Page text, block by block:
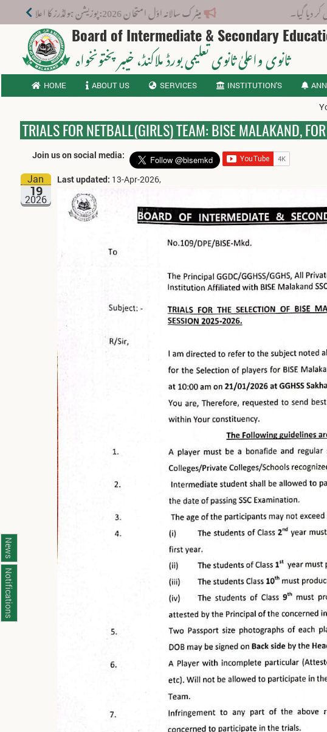
میٹرک سالانہ اوّل امتحان 2026: پوزیشن ہولڈرز کا اعلان 6 اگست کو دوپہر 2 بجے اور مکمل نتائج شام 4 بجے بورڈ کی ویب سائٹ پر جاری ہوں گے۔
Board of Intermediate & Secondary
ثانوی واعلیٰ ثانوی تعلیمی بورڈ ملاکنڈ، خیبر پختونخواہ
HOME ABOUT US SERVICES INSTITUTION'S
TRIALS FOR NETBALL(GIRLS) TEAM: BISE MALAKAND,
Join us on social media:
2026
Jan
19
Last updated: 13-Apr-2026,
News
Notifications